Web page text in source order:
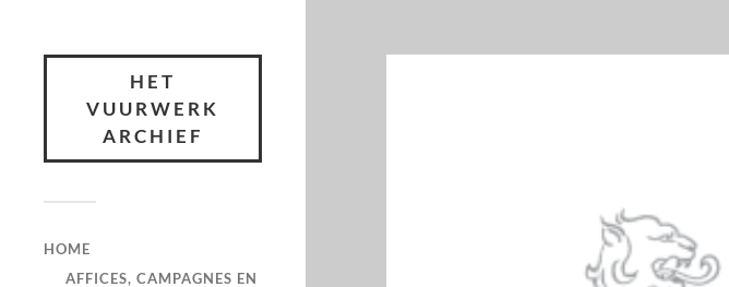
HET
VUURWERK
ARCHIEF
HOME
AFFICES, CAMPAGNES EN